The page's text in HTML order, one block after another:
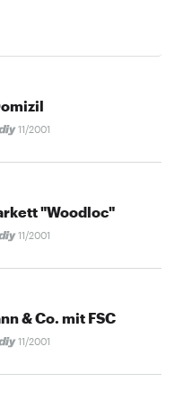
11/2001
"Woodloc"
11/2001
& Co. mit FSC
11/2001